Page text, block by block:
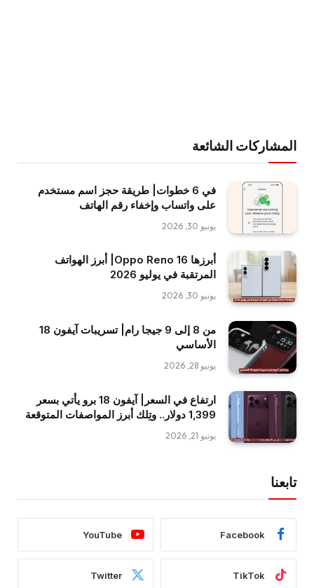
المشاركات الشائعة
في 6 خطوات| طريقة حجز اسم مستخدم
على واتساب وإخفاء رقم الهاتف
يونيو 30, 2026
أبرزها Oppo Reno 16| أبرز الهواتف
المرتقبة في يوليو 2026
يونيو 30, 2026
من 8 إلى 9 جيجا رام| تسريبات آيفون 18
الأساسي
يونيو 28, 2026
ارتفاع في السعر| آيفون 18 برو يأتي بسعر
1,399 دولار.. وتِلك أبرز المواصفات المتوقعة
يونيو 21, 2026
تابعنا
Facebook
YouTube
TikTok
Twitter